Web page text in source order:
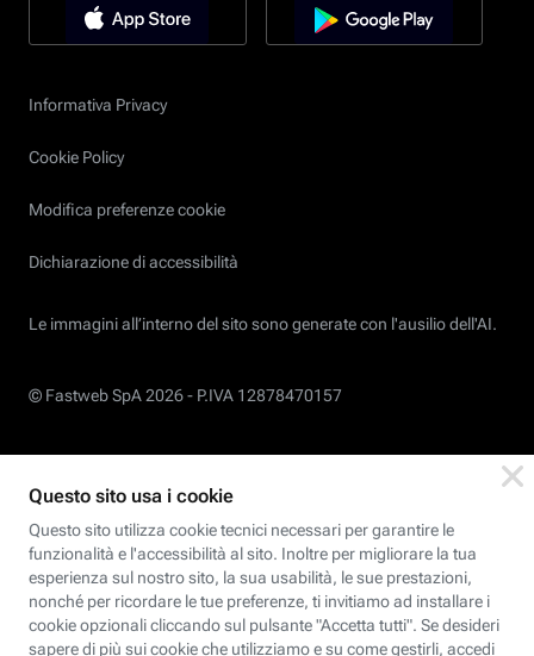
Informativa Privacy
Cookie Policy
Modifica preferenze cookie
Dichiarazione di accessibilità
Le immagini all’interno del sito sono generate con l'ausilio dell'AI.
© Fastweb SpA 2026 - P.IVA 12878470157